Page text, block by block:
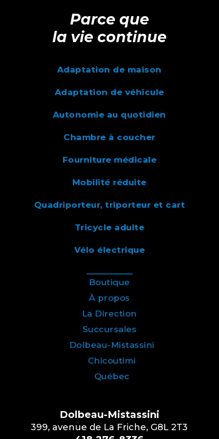
Parce que
la vie continue
Adaptation de maison
Adaptation de véhicule
Autonomie au quotidien
Chambre à coucher
Fourniture médicale
Mobilité réduite
Quadriporteur, triporteur et cart
Tricycle adulte
Vélo électrique
Boutique
À propos
La Direction
Succursales
Dolbeau-Mistassini
Chicoutimi
Québec
Dolbeau-Mistassini
399, avenue de La Friche, G8L 2T3